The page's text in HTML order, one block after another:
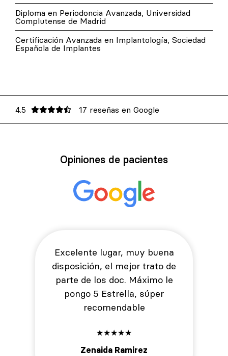
Diploma en Periodoncia Avanzada, Universidad
Complutense de Madrid
Certificación Avanzada en Implantología, Sociedad
Española de Implantes
4.5 17 reseñas en Google
Opiniones de pacientes
Excelente lugar, muy buena
disposición, el mejor trato de
parte de los doc. Máximo le
pongo 5 Estrella, súper
recomendable
★★★★★
Zenaida Ramirez